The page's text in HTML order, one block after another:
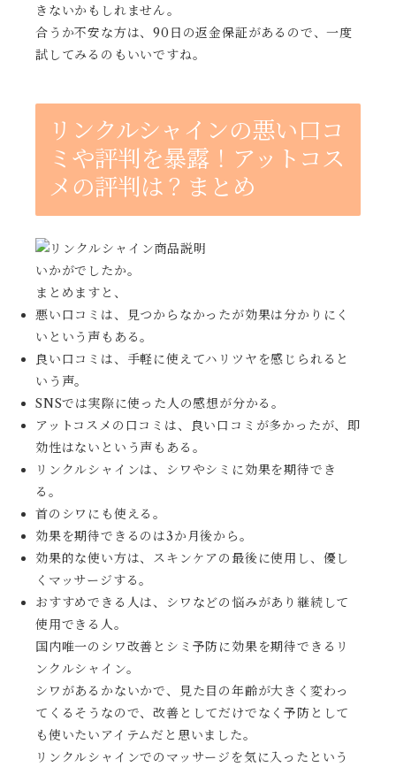
きないかもしれません。
合うか不安な方は、90日の返金保証があるので、一度
試してみるのもいいですね。
リンクルシャインの悪い口コ
ミや評判を暴露！アットコス
メの評判は？まとめ
いかがでしたか。
まとめますと、
悪い口コミは、見つからなかったが効果は分かりにく
いという声もある。
良い口コミは、手軽に使えてハリツヤを感じられると
いう声。
SNSでは実際に使った人の感想が分かる。
アットコスメの口コミは、良い口コミが多かったが、即
効性はないという声もある。
リンクルシャインは、シワやシミに効果を期待でき
る。
首のシワにも使える。
効果を期待できるのは3か月後から。
効果的な使い方は、スキンケアの最後に使用し、優し
くマッサージする。
おすすめできる人は、シワなどの悩みがあり継続して
使用できる人。
国内唯一のシワ改善とシミ予防に効果を期待できるリ
ンクルシャイン。
シワがあるかないかで、見た目の年齢が大きく変わっ
てくるそうなので、改善としてだけでなく予防として
も使いたいアイテムだと思いました。
リンクルシャインでのマッサージを気に入ったという